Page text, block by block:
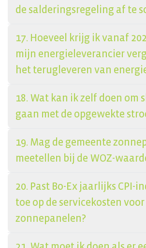
de salderingsregeling af te
17. Hoeveel krijg ik vanaf
mijn energieleverancier
het terugleveren van
18. Wat kan ik zelf doen om
gaan met de opgewekte
19. Mag de gemeente
meetellen bij de WOZ-
20. Past Bo-Ex jaarlijks CPI-
toe op de servicekosten voor
zonnepanelen?